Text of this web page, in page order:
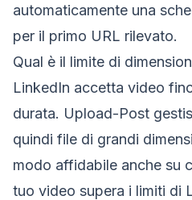
automaticamente una
per il primo URL rilevato.
Qual è il limite di
LinkedIn accetta video
durata. Upload-Post
quindi file di grandi
modo affidabile anche su
tuo video supera i limiti di